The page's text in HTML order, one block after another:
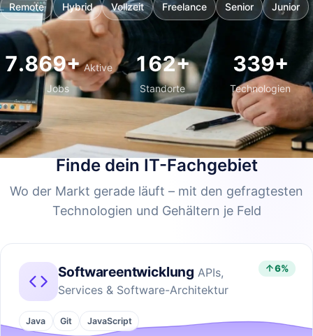
Remote Hybrid Vollzeit Freelance Senior Junior
7.869+ Aktive
Jobs
162+
Standorte
339+
Technologien
BERUFSFELDER
Finde dein IT-Fachgebiet
Wo der Markt gerade läuft – mit den gefragtesten
Technologien und Gehältern je Feld
6%
Softwareentwicklung APIs,
Services & Software-Architektur
Java Git JavaScript